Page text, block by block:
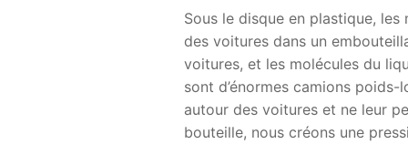
Sous le disque en plastique,
des voitures dans un
voitures, et les molécules du
sont d’énormes camions
autour des voitures et ne leur
bouteille, nous créons une